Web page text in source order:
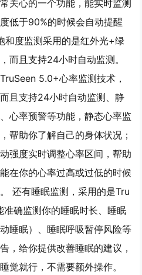
关心的一个功能，能实时监测
低于90%的时候会自动提醒
和度监测采用的是红外光+绿
而且支持24小时自动监测。
5.0+心率监测技术，
且支持24小时自动监测、静
心率预警等功能，静态心率监
帮助你了解自己的身体状况；
强度实时调整心率区间，帮助
在你的心率过高或过低的时候
还有睡眠监测，采用的是Tru
确监测你的睡眠时长、睡眠
睡眠）、睡眠呼吸暂停风险等
，给你提供改善睡眠的建议，
觉就行，不需要额外操作。